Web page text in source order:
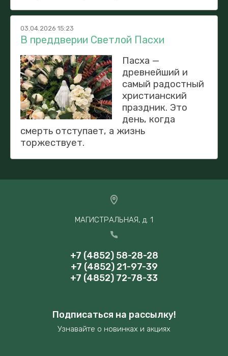
03.04.2026 15:23
В преддверии Светлой Пасхи
Пасха —
древнейший и
самый радостный
христианский
праздник. Это
день, когда
смерть отступает, а жизнь
торжествует.
МАГИСТРАЛЬНАЯ, д. 1
+7 (4852) 58-28-28
+7 (4852) 21-97-39
+7 (4852) 72-78-33
Подписаться на рассылку!
Узнавайте о новинках и акциях